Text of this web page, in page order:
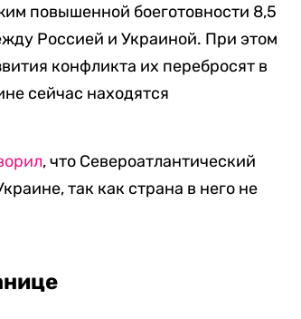
повышенной боеготовности 8,5
Россией и Украиной. При этом
конфликта их перебросят в
сейчас находятся
, что Североатлантический
так как страна в него не